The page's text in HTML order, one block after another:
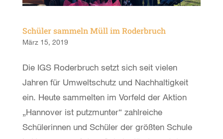
Schüler sammeln Müll im Roderbruch
März 15, 2019
Die IGS Roderbruch setzt sich seit vielen
Jahren für Umweltschutz und Nachhaltigkeit
ein. Heute sammelten im Vorfeld der Aktion
„Hannover ist putzmunter“ zahlreiche
Schülerinnen und Schüler der größten Schule